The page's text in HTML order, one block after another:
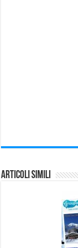
Articoli Simili